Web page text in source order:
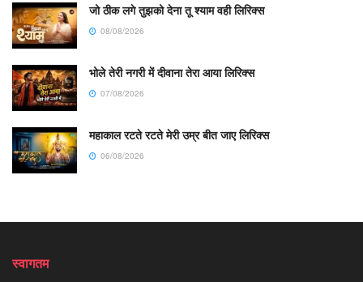
जो ठीक लगे तुझको देना तू श्याम वही लिरिक्स
08/08/2026
भोले तेरी नगरी में दीवाना तेरा आया लिरिक्स
07/08/2026
महाकाल रटते रटते मेरी उम्र बीत जाए लिरिक्स
06/08/2026
स्वागतम